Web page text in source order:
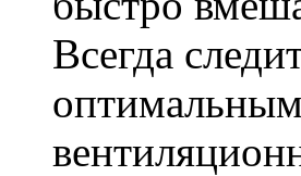
Всегда